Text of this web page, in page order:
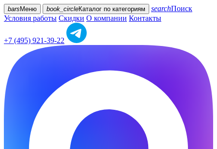
bars Меню book_circleКаталог по категориям searchПоиск
Условия работы Скидки О компании Контакты
+7 (495) 921-39-22